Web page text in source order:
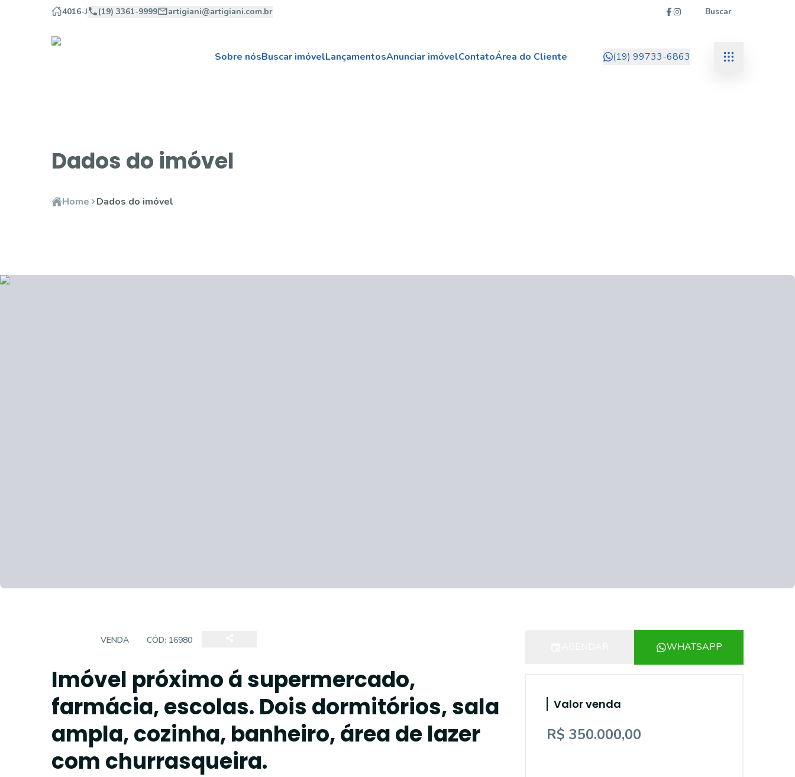
4016-J (19) 3361-9999 artigiani@artigiani.com.br Buscar
Sobre nósBuscar imóvelLançamentosAnunciar imóvelContatoÁrea do Cliente (19) 99733-6863
Dados do imóvel
Home Dados do imóvel
VENDA CÓD: 16980
Imóvel próximo á supermercado,
farmácia, escolas. Dois dormitórios, sala
ampla, cozinha, banheiro, área de lazer
com churrasqueira.
WHATSAPP
Valor venda
R$ 350.000,00